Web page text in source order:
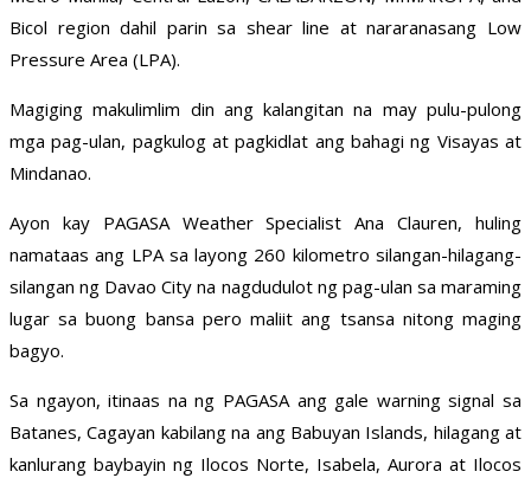
Bicol region dahil parin sa shear line at nararanasang Low
Pressure Area (LPA).
Magiging makulimlim din ang kalangitan na may pulu-pulong
mga pag-ulan, pagkulog at pagkidlat ang bahagi ng Visayas at
Mindanao.
Ayon kay PAGASA Weather Specialist Ana Clauren, huling
namataas ang LPA sa layong 260 kilometro silangan-hilagang-
silangan ng Davao City na nagdudulot ng pag-ulan sa maraming
lugar sa buong bansa pero maliit ang tsansa nitong maging
bagyo.
Sa ngayon, itinaas na ng PAGASA ang gale warning signal sa
Batanes, Cagayan kabilang na ang Babuyan Islands, hilagang at
kanlurang baybayin ng Ilocos Norte, Isabela, Aurora at Ilocos